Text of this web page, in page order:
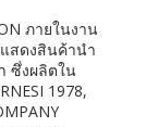
ภายในงาน
แสดงสินค้านำ
ซึ่งผลิตใน
1978,